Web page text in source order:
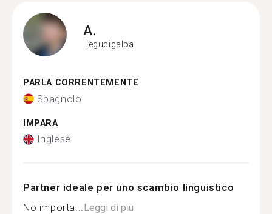
A.
Tegucigalpa
PARLA CORRENTEMENTE
Spagnolo
IMPARA
Inglese
Partner ideale per uno scambio linguistico
No importa...Leggi di più